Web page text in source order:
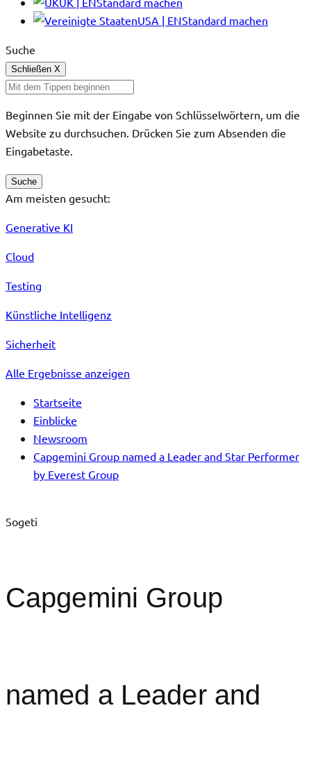
USA | ENStandard machen
Suche
Schließen X
Beginnen Sie mit der Eingabe von Schlüsselwörtern, um die
Website zu durchsuchen. Drücken Sie zum Absenden die
Eingabetaste.
Suche
Am meisten gesucht:
Generative KI
Cloud
Testing
Künstliche Intelligenz
Sicherheit
Alle Ergebnisse anzeigen
Startseite
Einblicke
Newsroom
Capgemini Group named a Leader and Star Performer
by Everest Group
Sogeti
Capgemini Group
named a Leader and